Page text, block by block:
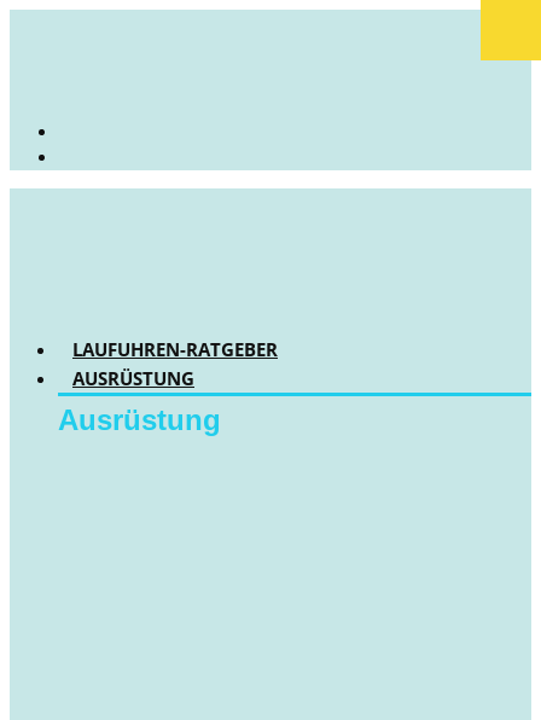
LAUFUHREN-RATGEBER
AUSRÜSTUNG
Ausrüstung